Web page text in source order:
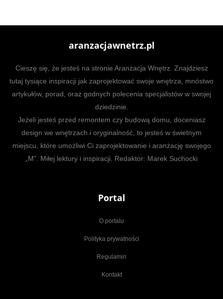
aranzacjawnetrz.pl
Cieszę się, że jesteś na stronie Aranżacja Wnętrz. Znajdziesz
tutaj tysiące inspiracji jak zaprojektować swoje wnętrza, mnóstwo
artykułów, porad, oraz godnych polecenia specjalistów w swojej
dziedzinie.
Jeżeli jesteś przed remontem czy budową domu, doceniasz
design we wnętrzach i oryginalność, to jesteś w świetnym
miejscu, które umożliwi Ci zaprojektowanie i aranżację swojego
„M”. Miłej lektury i inspiracji. Redaktor: Marek Suchocki
Portal
O portalu
Polityka prywatności
Regulamin
Kontakt